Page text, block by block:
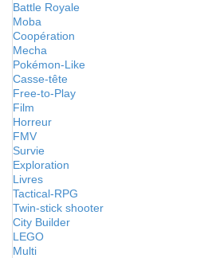
Battle Royale
Moba
Coopération
Mecha
Pokémon-Like
Casse-tête
Free-to-Play
Film
Horreur
FMV
Survie
Exploration
Livres
Tactical-RPG
Twin-stick shooter
City Builder
LEGO
Multi